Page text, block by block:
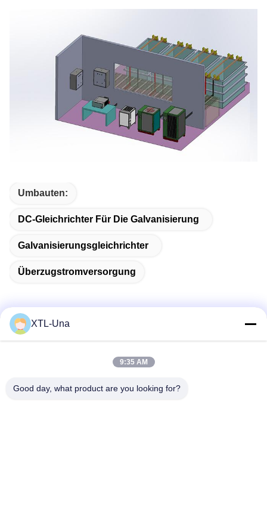
Umbauten:
DC-Gleichrichter Für Die Galvanisierung
Galvanisierungsgleichrichter
Überzugstromversorgung
Nr. 327, Xingye-Straße, Industrie-Ostbereich, Xindu,
XTL-Una
9:35 AM
Good day, what product are you looking for?